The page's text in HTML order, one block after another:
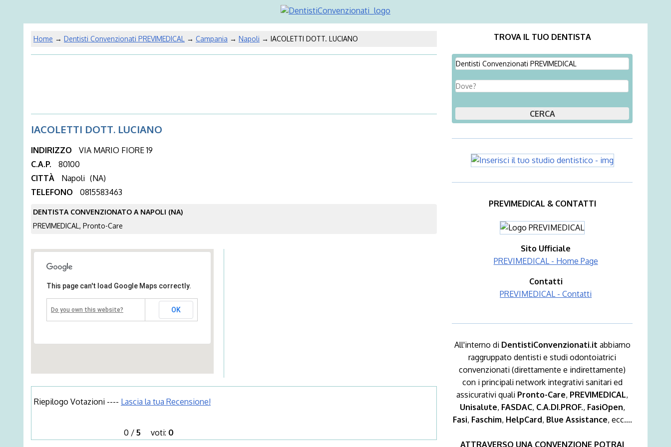
Home → Dentisti Convenzionati PREVIMEDICAL → Campania → Napoli → IACOLETTI DOTT. LUCIANO
IACOLETTI DOTT. LUCIANO
INDIRIZZO
VIA MARIO FIORE 19
C.A.P.
80100
CITTÀ
Napoli (NA)
TELEFONO
0815583463
DENTISTA CONVENZIONATO A NAPOLI (NA)
PREVIMEDICAL, Pronto-Care
This page can't load Google Maps correctly.
Do you own this website? OK
Riepilogo Votazioni ---- Lascia la tua Recensione!
0 / 5 voti: 0
TROVA IL TUO DENTISTA
PREVIMEDICAL & CONTATTI
Sito Ufficiale
PREVIMEDICAL - Home Page
Contatti
PREVIMEDICAL - Contatti
All'interno di DentistiConvenzionati.it abbiamo
raggruppato dentisti e studi odontoiatrici
convenzionati (direttamente e indirettamente)
con i principali network integrativi sanitari ed
assicurativi quali Pronto-Care, PREVIMEDICAL,
Unisalute, FASDAC, C.A.DI.PROF., FasiOpen,
Fasi, Faschim, HelpCard, Blue Assistance, ecc....
ATTRAVERSO UNA CONVENZIONE POTRAI